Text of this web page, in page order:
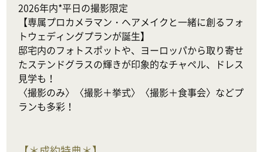
2026年内*平日の撮影限定
【専属プロカメラマン・ヘアメイクと一緒に創るフォ
トウェディングプランが誕生】
邸宅内のフォトスポットや、ヨーロッパから取り寄せ
たステンドグラスの輝きが印象的なチャペル、ドレス
見学も！
〈撮影のみ〉〈撮影＋挙式〉〈撮影＋食事会〉などプ
ランも多彩！